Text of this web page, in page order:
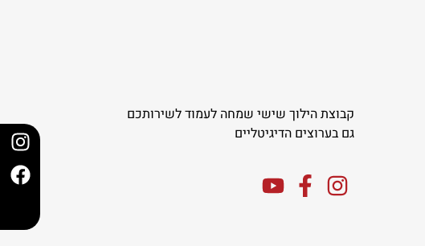
קבוצת הילוך שישי שמחה לעמוד לשירותכם
גם בערוצים הדיגיטליים